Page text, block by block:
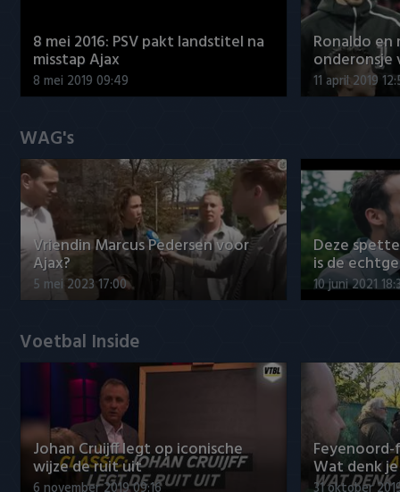
8 mei 2016: PSV pakt landstitel na
misstap Ajax
8 mei 2019 09:49
Ronaldo
onderonsje
11 april 2019
WAG's
Vriendin Marcus Pedersen voor
Ajax?
5 mei 2023 17:00
Deze
is de
10 juni 2021
Voetbal Inside
Johan Cruijff legt op iconische
wijze de ruit uit
Feyenoord-
Wat denk